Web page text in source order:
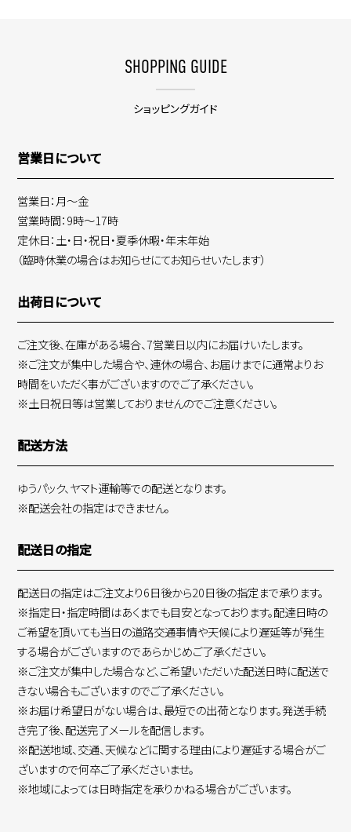
SHOPPING GUIDE
ショッピングガイド
営業日について
営業日：月～金
営業時間：9時～17時
定休日：土・日・祝日・夏季休暇・年末年始
（臨時休業の場合はお知らせにてお知らせいたします）
出荷日について
ご注文後、在庫がある場合、7営業日以内にお届けいたします。
※ご注文が集中した場合や、連休の場合、お届けまでに通常よりお
時間をいただく事がございますのでご了承ください。
※土日祝日等は営業しておりませんのでご注意ください。
配送方法
ゆうパック、ヤマト運輸等での配送となります。
※配送会社の指定はできません。
配送日の指定
配送日の指定はご注文より6日後から20日後の指定まで承ります。
※指定日・指定時間はあくまでも目安となっております。配達日時の
ご希望を頂いても当日の道路交通事情や天候により遅延等が発生
する場合がございますのであらかじめご了承ください。
※ご注文が集中した場合など、ご希望いただいた配送日時に配送で
きない場合もございますのでご了承ください。
※お届け希望日がない場合は、最短での出荷となります。発送手続
き完了後、配送完了メールを配信します。
※配送地域、交通、天候などに関する理由により遅延する場合がご
ざいますので何卒ご了承くださいませ。
※地域によっては日時指定を承りかねる場合がございます。